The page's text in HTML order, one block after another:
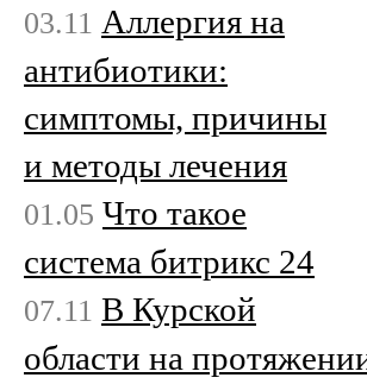
03.11 Аллергия на
антибиотики:
симптомы, причины
и методы лечения
01.05 Что такое
система битрикс 24
07.11 В Курской
области на